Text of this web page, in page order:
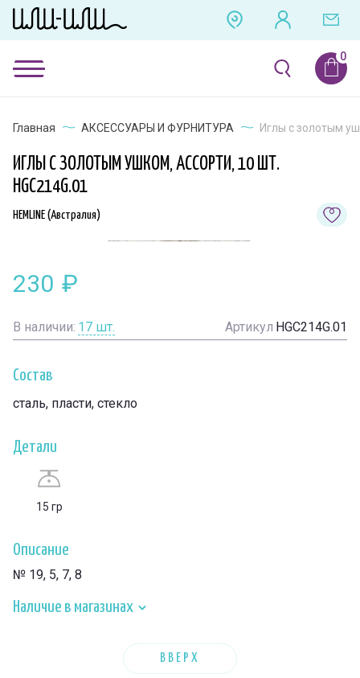
Главная АКСЕССУАРЫ И ФУРНИТУРА Иглы с золотым
ИГЛЫ С ЗОЛОТЫМ УШКОМ, АССОРТИ, 10 ШТ.
HGC214G.01
HEMLINE (Австралия)
230 ₽
В наличии: 17 шт. Артикул HGC214G.01
Состав
сталь, пласти, стекло
Детали
15 гр
Описание
№ 19, 5, 7, 8
Наличие в магазинах
ВВЕРХ